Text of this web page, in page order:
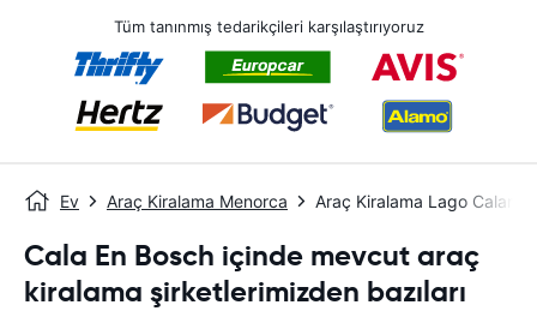
Tüm tanınmış tedarikçileri karşılaştırıyoruz
Ev Araç Kiralama Menorca Araç Kiralama Lago Calan
Cala En Bosch içinde mevcut araç
kiralama şirketlerimizden bazıları